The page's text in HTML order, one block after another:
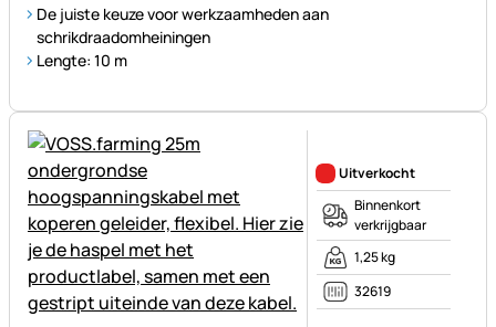
De juiste keuze voor werkzaamheden aan
schrikdraadomheiningen
Lengte: 10 m
Uitverkocht
Binnenkort
verkrijgbaar
1,25 kg
32619